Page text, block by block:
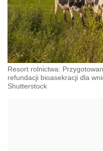
Resort rolnictwa:
refundacji bioasekracji dla
Shutterstock